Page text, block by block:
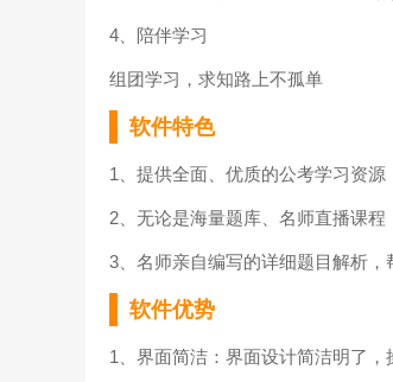
4、陪伴学习
组团学习，求知路上不孤单
软件特色
1、提供全面、优质的公考学习资
2、无论是海量题库、名师直播课程
3、名师亲自编写的详细题目解析，
软件优势
1、界面简洁：界面设计简洁明了，